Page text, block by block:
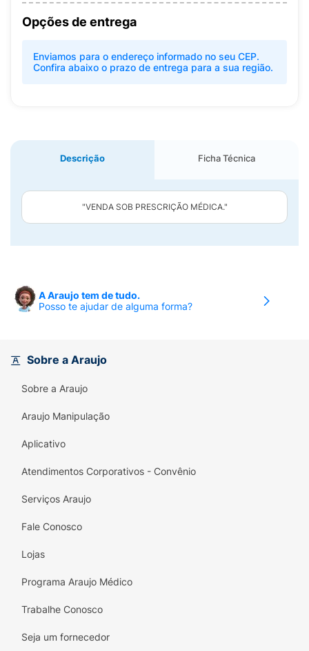
Opções de entrega
Enviamos para o endereço informado no seu CEP.
Confira abaixo o prazo de entrega para a sua região.
Descrição Ficha Técnica
"VENDA SOB PRESCRIÇÃO MÉDICA."
A Araujo tem de tudo.
Posso te ajudar de alguma forma?
Sobre a Araujo
Sobre a Araujo
Araujo Manipulação
Aplicativo
Atendimentos Corporativos - Convênio
Serviços Araujo
Fale Conosco
Lojas
Programa Araujo Médico
Trabalhe Conosco
Seja um fornecedor